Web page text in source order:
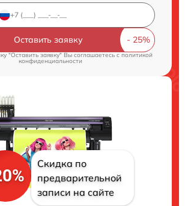
Оставить заявку
"Оставить заявку" Вы соглашаетесь cполитикой
конфиденциальности
Скидка по
предварительной
записи на сайте